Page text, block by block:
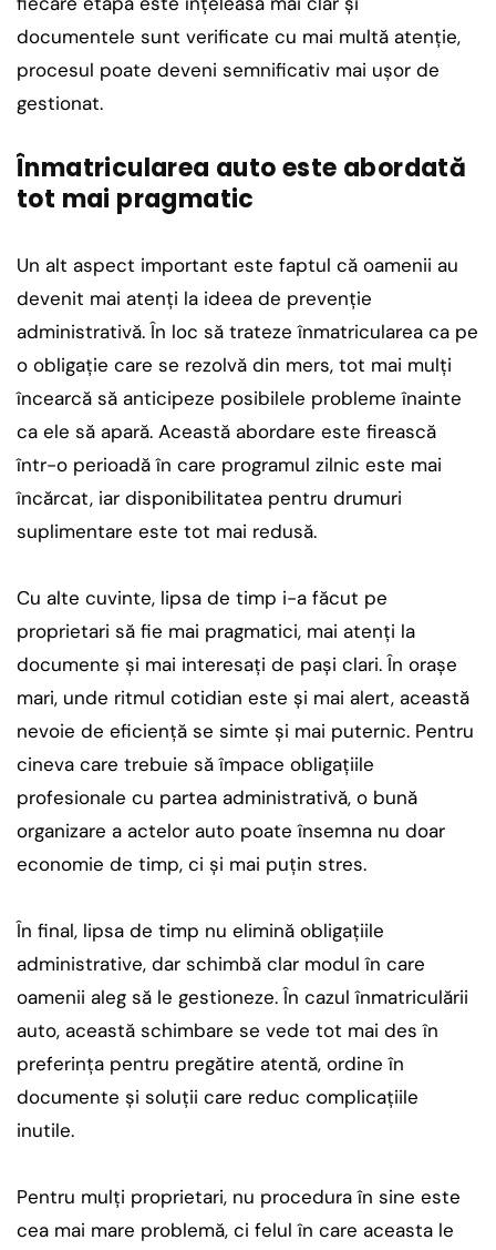
documentele sunt verificate cu mai multă atenție,
procesul poate deveni semnificativ mai ușor de
gestionat.
Înmatricularea auto este abordată
tot mai pragmatic
Un alt aspect important este faptul că oamenii au
devenit mai atenți la ideea de prevenție
administrativă. În loc să trateze înmatricularea ca pe
o obligație care se rezolvă din mers, tot mai mulți
încearcă să anticipeze posibilele probleme înainte
ca ele să apară. Această abordare este firească
într-o perioadă în care programul zilnic este mai
încărcat, iar disponibilitatea pentru drumuri
suplimentare este tot mai redusă.
Cu alte cuvinte, lipsa de timp i-a făcut pe
proprietari să fie mai pragmatici, mai atenți la
documente și mai interesați de pași clari. În orașe
mari, unde ritmul cotidian este și mai alert, această
nevoie de eficiență se simte și mai puternic. Pentru
cineva care trebuie să împace obligațiile
profesionale cu partea administrativă, o bună
organizare a actelor auto poate însemna nu doar
economie de timp, ci și mai puțin stres.
În final, lipsa de timp nu elimină obligațiile
administrative, dar schimbă clar modul în care
oamenii aleg să le gestioneze. În cazul înmatriculării
auto, această schimbare se vede tot mai des în
preferința pentru pregătire atentă, ordine în
documente și soluții care reduc complicațiile
inutile.
Pentru mulți proprietari, nu procedura în sine este
cea mai mare problemă, ci felul în care aceasta le